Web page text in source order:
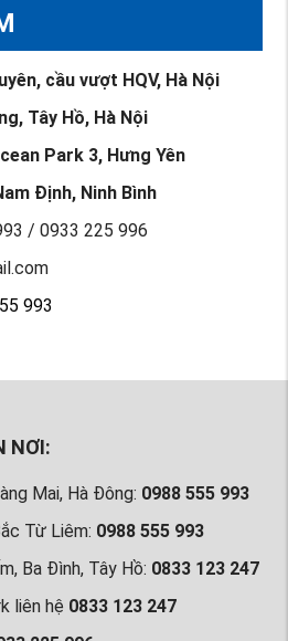
cầu vượt HQV, Hà Nội
Tây Hồ, Hà Nội
Park 3, Hưng Yên
Định, Ninh Bình
/ 0933 225 996
993
NƠI:
Mai, Hà Đông: 0988 555 993
Từ Liêm: 0988 555 993
Ba Đình, Tây Hồ: 0833 123 247
liên hệ 0833 123 247